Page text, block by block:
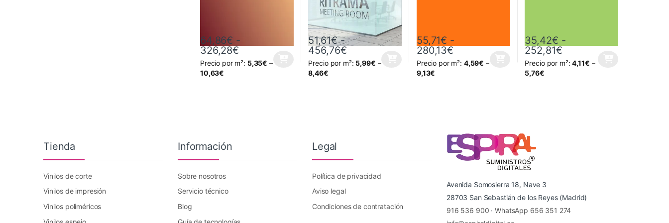
64,86€ -
326,28€Rango de precios: desde 64,86€ hasta 326,28€
Precio por m²: 5,35€ –
10,63€
Este producto tiene múltiples variantes. Las opciones se pueden elegir en la página de producto
51,61€ -
456,76€Rango de precios: desde 51,61€ hasta 456,76€
Precio por m²: 5,99€ –
8,46€
Este producto tiene múltiples variantes. Las opciones se pueden elegir en la página de producto
55,71€ -
280,13€Rango de precios: desde 55,71€ hasta 280,13€
Precio por m²: 4,59€ –
9,13€
Este producto tiene múltiples variantes. Las opciones se pueden elegir en la
35,42€ -
252,81€Rango de precios:
Precio por m²:4,11€ –
5,76€
Este producto tiene múltiples variantes. Las
Tienda
Vinilos de corte
Vinilos de impresión
Vinilos poliméricos
Información
Sobre nosotros
Servicio técnico
Blog
Legal
Política de privacidad
Aviso legal
Condiciones de contratación
Avenida Somosierra 18, Nave 3
28703 San Sebastián de los Reyes (Madrid)
916 536 900 ·WhatsApp 656 351 274